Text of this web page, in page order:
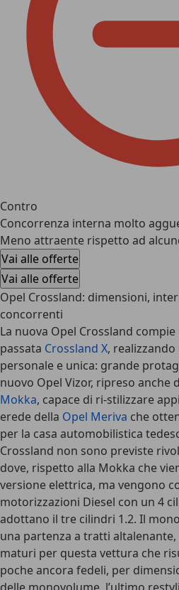
Contro
Concorrenza interna molto
Meno attraente rispetto ad
Vai alle offerte
Vai alle offerte
Opel Crossland: dimensioni,
concorrenti
La nuova Opel Crossland compie
passata Crossland X,
personale e unica: grande
nuovo Opel Vizor, ripreso anche
Mokka, capace di ri-stilizzare
erede della Opel Meriva che
per la casa automobilistica
Crossland non sono previste
dove, rispetto alla Mokka che
versione elettrica, ma vengono
motorizzazioni Diesel con un 4
adottano il tre cilindri 1.2. Il
una partenza a tratti
maturi per questa vettura che
poche ancora fedeli, per